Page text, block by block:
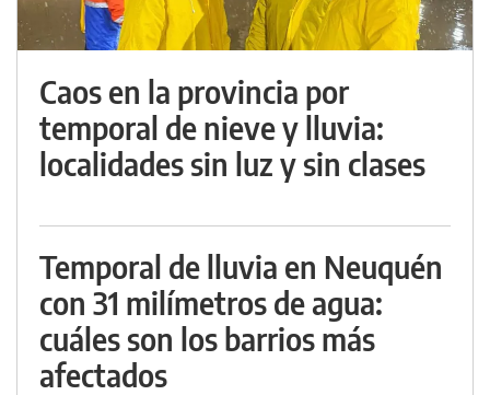
Caos en la provincia por
temporal de nieve y lluvia:
localidades sin luz y sin clases
Temporal de lluvia en Neuquén
con 31 milímetros de agua:
cuáles son los barrios más
afectados